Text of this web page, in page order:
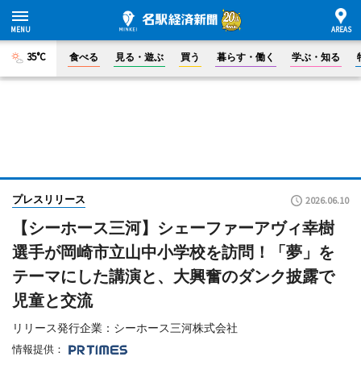
35°C 食べる 見る・遊ぶ 買う 暮らす・働く 学ぶ・知る
プレスリリース 2026.06.10
【シーホース三河】シェーファーアヴィ幸樹
選手が岡崎市立山中小学校を訪問！「夢」を
テーマにした講演と、大興奮のダンク披露で
児童と交流
リリース発行企業：シーホース三河株式会社
情報提供：